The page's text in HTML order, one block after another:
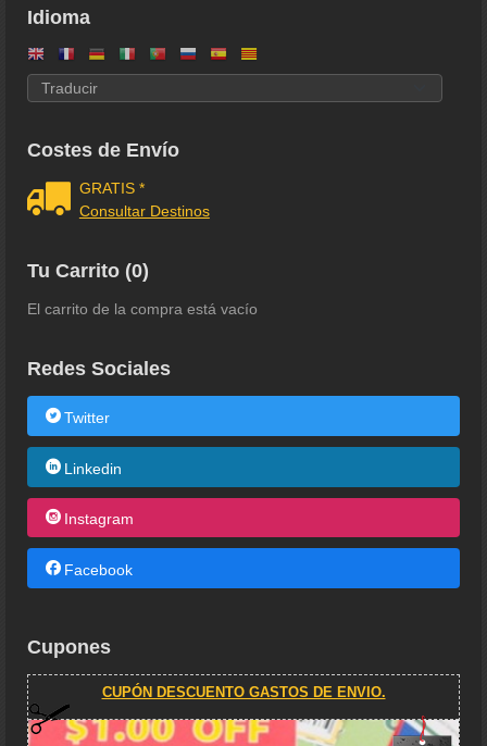
Idioma
Costes de Envío
GRATIS *
Consultar Destinos
Tu Carrito (0)
El carrito de la compra está vacío
Redes Sociales
Twitter
Linkedin
Instagram
Facebook
Cupones
CUPÓN DESCUENTO GASTOS DE ENVIO.